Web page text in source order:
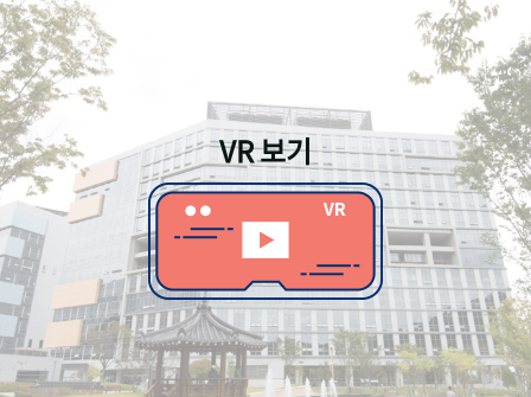
연구 역사
정책과 연구
간행물 변천사
기록물 아카이브
사진 아카이브 문서 기록물 행정박물 영상 기록물
50 주년 기념
성과 50선 숫자로 보는 50년 50 +1주년 광장
세계와 함께 한 KIHASA
VR 보기